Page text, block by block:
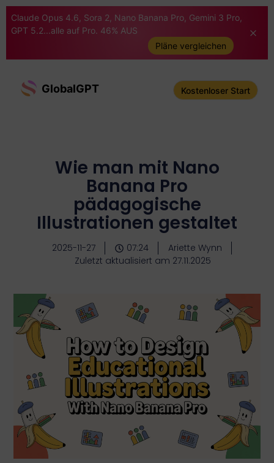
Claude Opus 4.6, Sora 2, Nano Banana Pro, Gemini 3 Pro,
GPT 5.2...alle auf Pro. 46% AUS
Pläne vergleichen
GlobalGPT Kostenloser Start
Wie man mit Nano
Banana Pro
pädagogische
Illustrationen gestaltet
2025-11-27 07:24
Ariette Wynn
Zuletzt aktualisiert am 27.11.2025